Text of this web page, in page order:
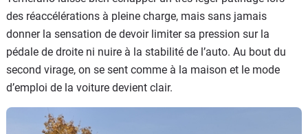
des réaccélérations à pleine charge, mais sans jamais
donner la sensation de devoir limiter sa pression sur la
pédale de droite ni nuire à la stabilité de l’auto. Au bout du
second virage, on se sent comme à la maison et le mode
d’emploi de la voiture devient clair.